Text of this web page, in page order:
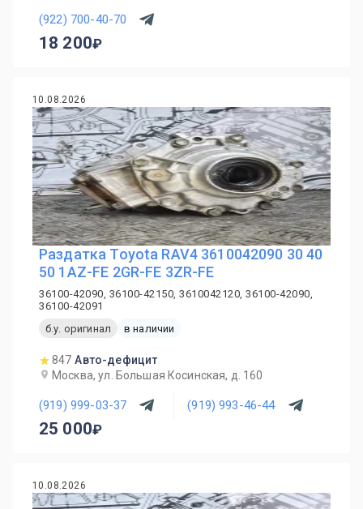
(922) 700-40-70
18 200
10.08.2026
Раздатка Toyota RAV4 3610042090 30 40
50 1AZ-FE 2GR-FE 3ZR-FE
36100-42090, 36100-42150, 3610042120, 36100-42090,
36100-42091
б.у. оригинал
в наличии
847 Авто-дефицит
Москва, ул. Большая Косинская, д. 160
(919) 999-03-37 (919) 993-46-44
25 000
10.08.2026